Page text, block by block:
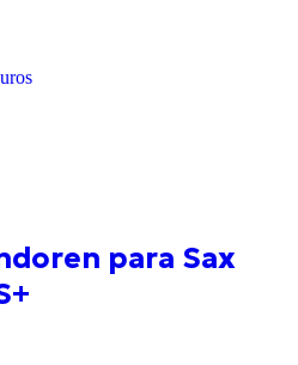
para Sax